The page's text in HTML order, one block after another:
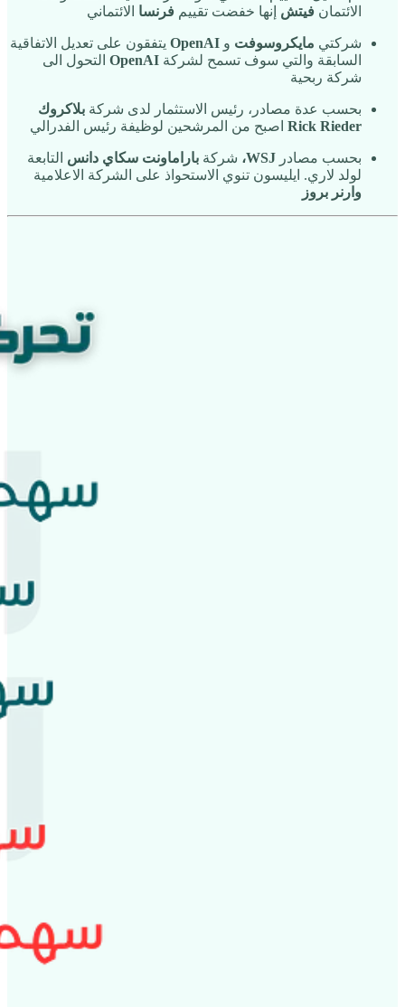
الائتمان فيتش إنها خفضت تقييم فرنسا الائتماني
شركتي مايكروسوفت و OpenAI يتفقون على تعديل الاتفاقية
السابقة والتي سوف تسمح لشركة OpenAI التحول الى
شركة ربحية
بحسب عدة مصادر، رئيس الاستثمار لدى شركة بلاكروك
Rick Rieder اصبح من المرشحين لوظيفة رئيس الفدرالي
بحسب مصادر WSJ، شركة باراماونت سكاي دانس التابعة
لولد لاري. ايليسون تنوي الاستحواذ على الشركة الاعلامية
وارنر بروز